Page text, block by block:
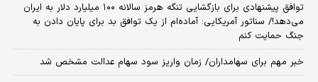
توافق پیشنهادی برای بازگشایی تنگه هرمز سالانه ۱۰۰ میلیارد دلار به ایران
می‌دهد!/ سناتور آمریکایی: آماده‌ام از یک توافق بد برای پایان دادن به
جنگ حمایت کنم
خبر مهم برای سهامداران/ زمان واریز سود سهام عدالت مشخص شد